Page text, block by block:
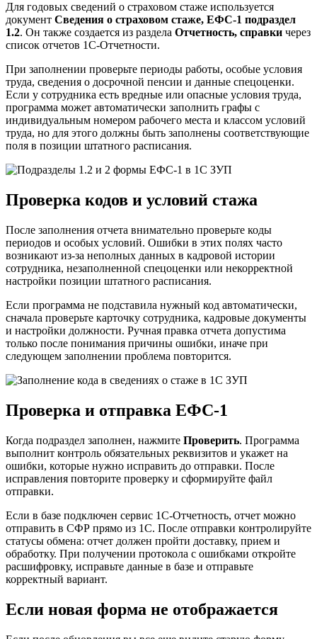
Для годовых сведений о страховом стаже используется
документ Сведения о страховом стаже, ЕФС-1 подраздел
1.2. Он также создается из раздела Отчетность, справки через
список отчетов 1С-Отчетности.
При заполнении проверьте периоды работы, особые условия
труда, сведения о досрочной пенсии и данные спецоценки.
Если у сотрудника есть вредные или опасные условия труда,
программа может автоматически заполнить графы с
индивидуальным номером рабочего места и классом условий
труда, но для этого должны быть заполнены соответствующие
поля в позиции штатного расписания.
Проверка кодов и условий стажа
После заполнения отчета внимательно проверьте коды
периодов и особых условий. Ошибки в этих полях часто
возникают из-за неполных данных в кадровой истории
сотрудника, незаполненной спецоценки или некорректной
настройки позиции штатного расписания.
Если программа не подставила нужный код автоматически,
сначала проверьте карточку сотрудника, кадровые документы
и настройки должности. Ручная правка отчета допустима
только после понимания причины ошибки, иначе при
следующем заполнении проблема повторится.
Проверка и отправка ЕФС-1
Когда подраздел заполнен, нажмите Проверить. Программа
выполнит контроль обязательных реквизитов и укажет на
ошибки, которые нужно исправить до отправки. После
исправления повторите проверку и сформируйте файл
отправки.
Если в базе подключен сервис 1С-Отчетность, отчет можно
отправить в СФР прямо из 1С. После отправки контролируйте
статусы обмена: отчет должен пройти доставку, прием и
обработку. При получении протокола с ошибками откройте
расшифровку, исправьте данные в базе и отправьте
корректный вариант.
Если новая форма не отображается